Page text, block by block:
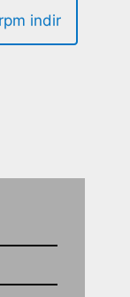
indir